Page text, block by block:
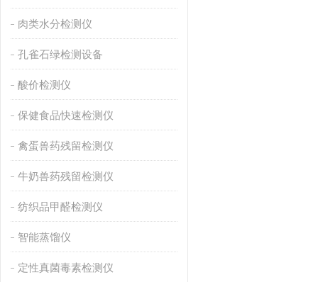
肉类水分检测仪
孔雀石绿检测设备
酸价检测仪
保健食品快速检测仪
禽蛋兽药残留检测仪
牛奶兽药残留检测仪
纺织品甲醛检测仪
智能蒸馏仪
定性真菌毒素检测仪